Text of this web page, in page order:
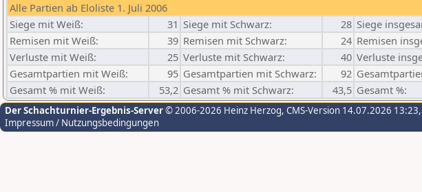
Alle Partien ab Eloliste 1. Juli 2006
Siege mit Weiß:
31 Siege mit Schwarz: 28 Siege
Remisen mit Weiß:
39 Remisen mit Schwarz: 24 Remisen
Verluste mit Weiß:
25 Verluste mit Schwarz: 40 Verluste
Gesamtpartien mit Weiß:
95 Gesamtpartien mit Schwarz: 92
Gesamt % mit Weiß:
53,2 Gesamt % mit Schwarz: 43,5 Gesamt %:
Der Schachturnier-Ergebnis-Server© 2006-2026 Heinz Herzog, CMS-Version 14.07.2026
Impressum / Nutzungsbedingungen